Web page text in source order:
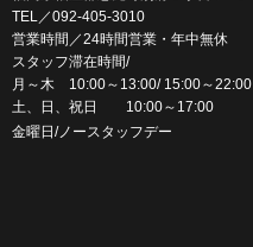
TEL／092-405-3010
営業時間／24時間営業・年中無休
スタッフ滞在時間/
月～木 10:00～13:00/ 15:00～22:00
土、日、祝日 10:00～17:00
金曜日/ノースタッフデー